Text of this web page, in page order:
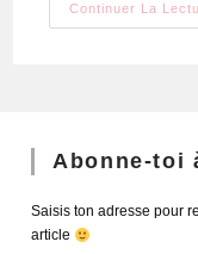
Continuer La
Abonne-toi
Saisis ton adresse pour
article